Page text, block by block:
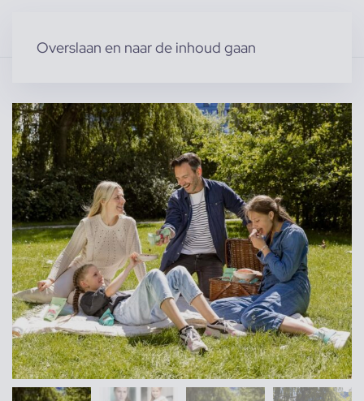
Overslaan en naar de inhoud gaan